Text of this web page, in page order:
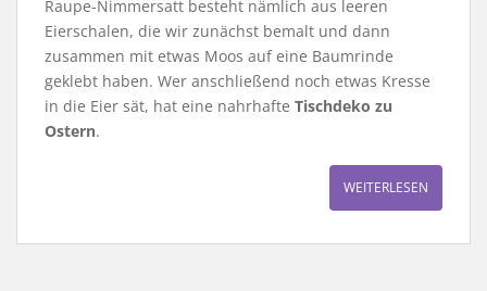
Raupe-Nimmersatt besteht nämlich aus leeren
Eierschalen, die wir zunächst bemalt und dann
zusammen mit etwas Moos auf eine Baumrinde
geklebt haben. Wer anschließend noch etwas Kresse
in die Eier sät, hat eine nahrhafte Tischdeko zu
Ostern.
WEITERLESEN